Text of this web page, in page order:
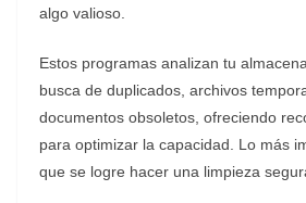
algo valioso.
Estos programas analizan tu
busca de duplicados, archivos
documentos obsoletos, ofreciendo
para optimizar la capacidad. Lo más
que se logre hacer una limpieza